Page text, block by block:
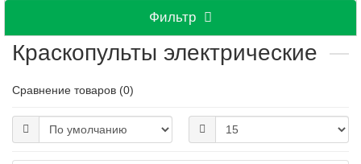
Фильтр
Краскопульты электрические
Сравнение товаров (0)